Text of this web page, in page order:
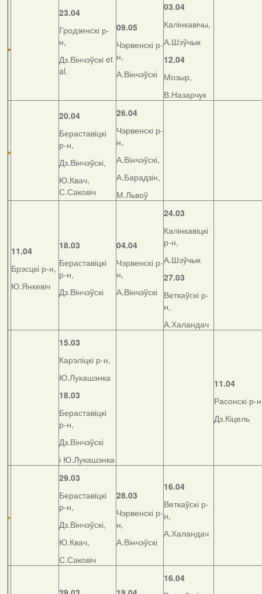
23.04
Гродзенскі р-
н,
Дз.Вінчэўскі et
al.
09.05
Чэрвенскі р-
н,
А.Вінчэўскі
03.04
Калінкавічы,
А.Шэўчык
12.04
Мозыр,
В.Назарчук
20.04
Бераставіцкі
р-н,
Дз.Вінчэўскі,
Ю.Квач,
С.Саковіч
26.04
Чэрвенскі р-
н,
А.Вінчэўскі,
А.Барадзін,
М.Львоў
11.04
Брэсцкі р-н,
Ю.Янкевіч
18.03
Бераставіцкі
р-н,
Дз.Вінчэўскі
04.04
Чэрвенскі р-
н,
А.Вінчэўскі
24.03
Калінкавіцкі
р-н,
А.Шэўчык
27.03
Веткаўскі р-
н,
А.Халандач
15.03
Карэліцкі р-н,
Ю.Лукашэнка
18.03
Бераставіцкі
р-н,
Дз.Вінчэўскі
і Ю.Лукашэнка
11.04
Расонскі р-
Дз.Кіцель
29.03
Бераставіцкі
р-н,
Дз.Вінчэўскі,
Ю.Квач,
С.Саковіч
28.03
Чэрвенскі р-
н,
А.Вінчэўскі
16.04
Веткаўскі р-
н,
А.Халандач
16.04